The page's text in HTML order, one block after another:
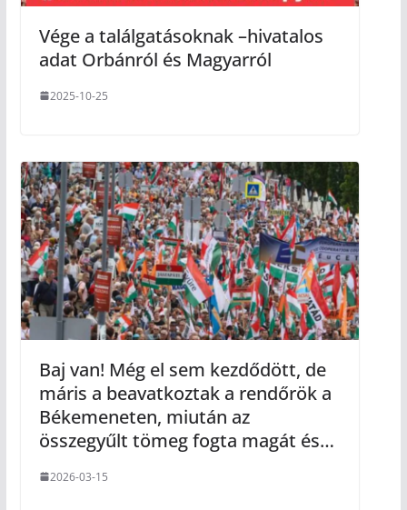
Vége a találgatásoknak –hivatalos
adat Orbánról és Magyarról
2025-10-25
Baj van! Még el sem kezdődött, de
máris a beavatkoztak a rendőrök a
Békemeneten, miután az
összegyűlt tömeg fogta magát és…
2026-03-15